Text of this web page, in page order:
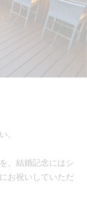
。
、結婚記念にはシ
お祝いしていただ